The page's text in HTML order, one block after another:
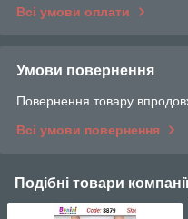
Всі умови оплати
Умови повернення
Повернення товару
Всі умови повернення
Подібні товари